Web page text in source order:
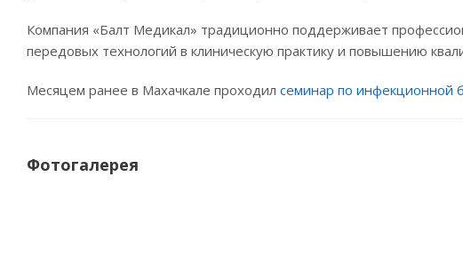
Компания «Балт Медикал» традиционно поддерживает
передовых технологий в клиническую практику и повышению
Месяцем ранее в Махачкале проходил семинар по инфекционной
Фотогалерея